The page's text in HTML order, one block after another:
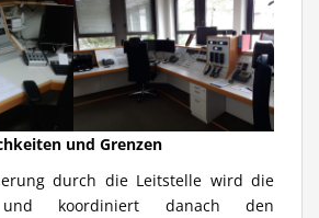
und Grenzen
durch die Leitstelle wird die
koordiniert danach den